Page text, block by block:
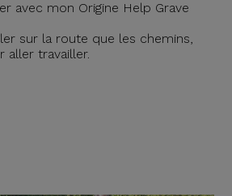
avec mon Origine Help Grave
sur la route que les chemins,
aller travailler.